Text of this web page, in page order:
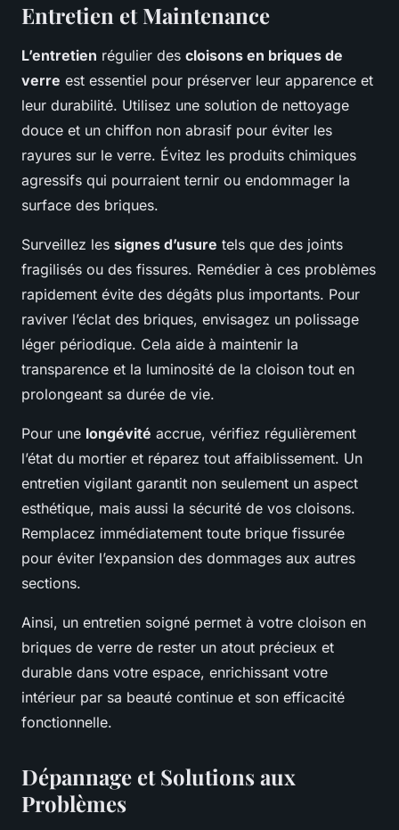
Entretien et Maintenance
L’entretien régulier des cloisons en briques de
verre est essentiel pour préserver leur apparence et
leur durabilité. Utilisez une solution de nettoyage
douce et un chiffon non abrasif pour éviter les
rayures sur le verre. Évitez les produits chimiques
agressifs qui pourraient ternir ou endommager la
surface des briques.
Surveillez les signes d’usure tels que des joints
fragilisés ou des fissures. Remédier à ces problèmes
rapidement évite des dégâts plus importants. Pour
raviver l’éclat des briques, envisagez un polissage
léger périodique. Cela aide à maintenir la
transparence et la luminosité de la cloison tout en
prolongeant sa durée de vie.
Pour une longévité accrue, vérifiez régulièrement
l’état du mortier et réparez tout affaiblissement. Un
entretien vigilant garantit non seulement un aspect
esthétique, mais aussi la sécurité de vos cloisons.
Remplacez immédiatement toute brique fissurée
pour éviter l’expansion des dommages aux autres
sections.
Ainsi, un entretien soigné permet à votre cloison en
briques de verre de rester un atout précieux et
durable dans votre espace, enrichissant votre
intérieur par sa beauté continue et son efficacité
fonctionnelle.
Dépannage et Solutions aux
Problèmes